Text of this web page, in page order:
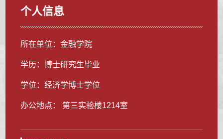
个人信息
所在单位：金融学院
学历：博士研究生毕业
学位：经济学博士学位
办公地点： 第三实验楼1214室